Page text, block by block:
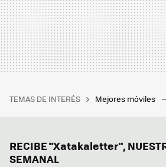
TEMAS DE INTERÉS Mejores móviles
RECIBE "Xatakaletter",
SEMANAL